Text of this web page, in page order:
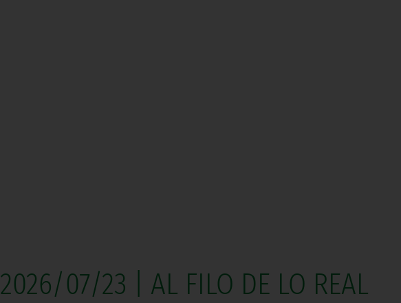
2026/07/23 | AL FILO DE LO REAL